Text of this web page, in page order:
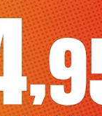
LOTERIAS